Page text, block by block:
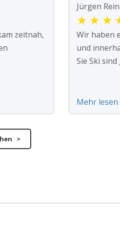
zeitnah,
Jürgen
★ ★ ★
Wir haben
und
Sie Ski sind
Mehr lesen
>